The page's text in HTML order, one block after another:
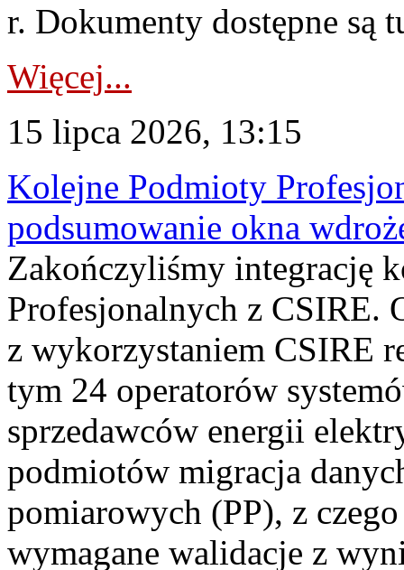
r. Dokumenty dostępne są
Więcej...
15 lipca 2026, 13:15
Kolejne Podmioty
podsumowanie okna
Zakończyliśmy integrację
Profesjonalnych z CSIRE.
z wykorzystaniem CSIRE
tym 24 operatorów
sprzedawców energii
podmiotów migracja
pomiarowych (PP), z
wymagane walidacje z